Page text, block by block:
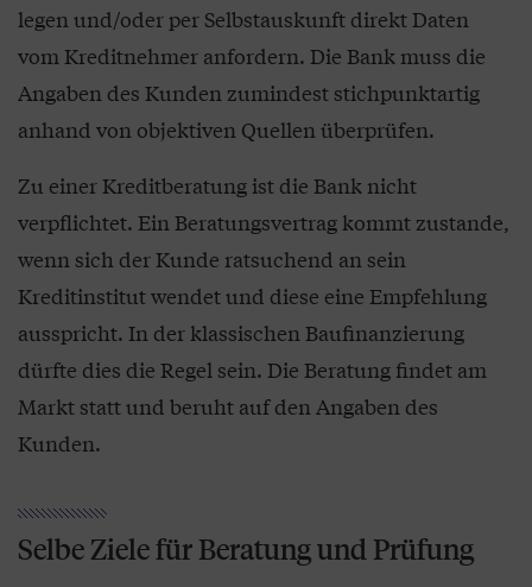
legen und/oder per Selbstauskunft direkt Daten
vom Kreditnehmer anfordern. Die Bank muss die
Angaben des Kunden zumindest stichpunktartig
anhand von objektiven Quellen überprüfen.
Zu einer Kreditberatung ist die Bank nicht
verpflichtet. Ein Beratungsvertrag kommt zustande,
wenn sich der Kunde ratsuchend an sein
Kreditinstitut wendet und diese eine Empfehlung
ausspricht. In der klassischen Baufinanzierung
dürfte dies die Regel sein. Die Beratung findet am
Markt statt und beruht auf den Angaben des
Kunden.
Selbe Ziele für Beratung und Prüfung